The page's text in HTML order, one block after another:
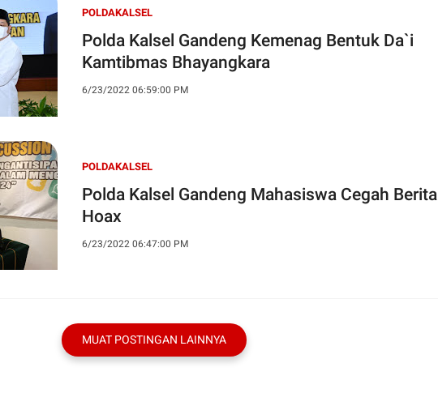
POLDAKALSEL
Polda Kalsel Gandeng Kemenag Bentuk Da`i
Kamtibmas Bhayangkara
6/23/2022 06:59:00 PM
POLDAKALSEL
Polda Kalsel Gandeng Mahasiswa Cegah Berita
Hoax
6/23/2022 06:47:00 PM
MUAT POSTINGAN LAINNYA